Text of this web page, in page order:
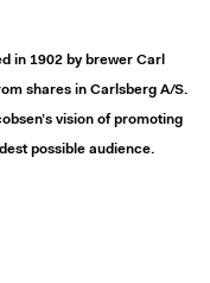
in 1902 by brewer Carl
shares in Carlsberg A/S.
vision of promoting
possible audience.